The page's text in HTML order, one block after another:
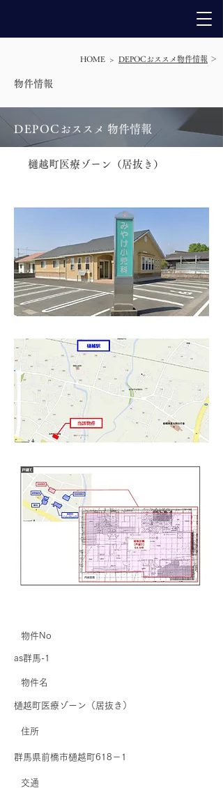
HOME > DEPOCおススメ物件情報 ＞
​物件情報
DEPOC おススメ 物件情報
樋越町医療ゾーン（居抜き）
物件No
as群馬-1
​物件名
樋越町医療ゾーン（居抜き）
住所
群馬県前橋市樋越町618－1
交通